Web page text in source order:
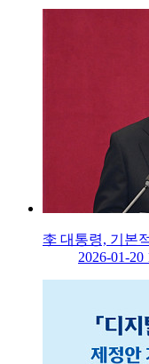
李 대통령, 기본
2026-01-20